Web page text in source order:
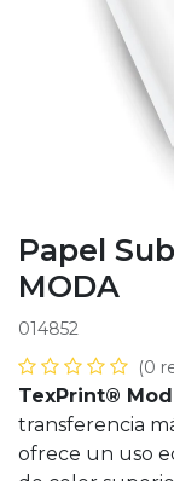
Papel
MODA
014852
(0
TexPrint®
transferencia
ofrece un uso